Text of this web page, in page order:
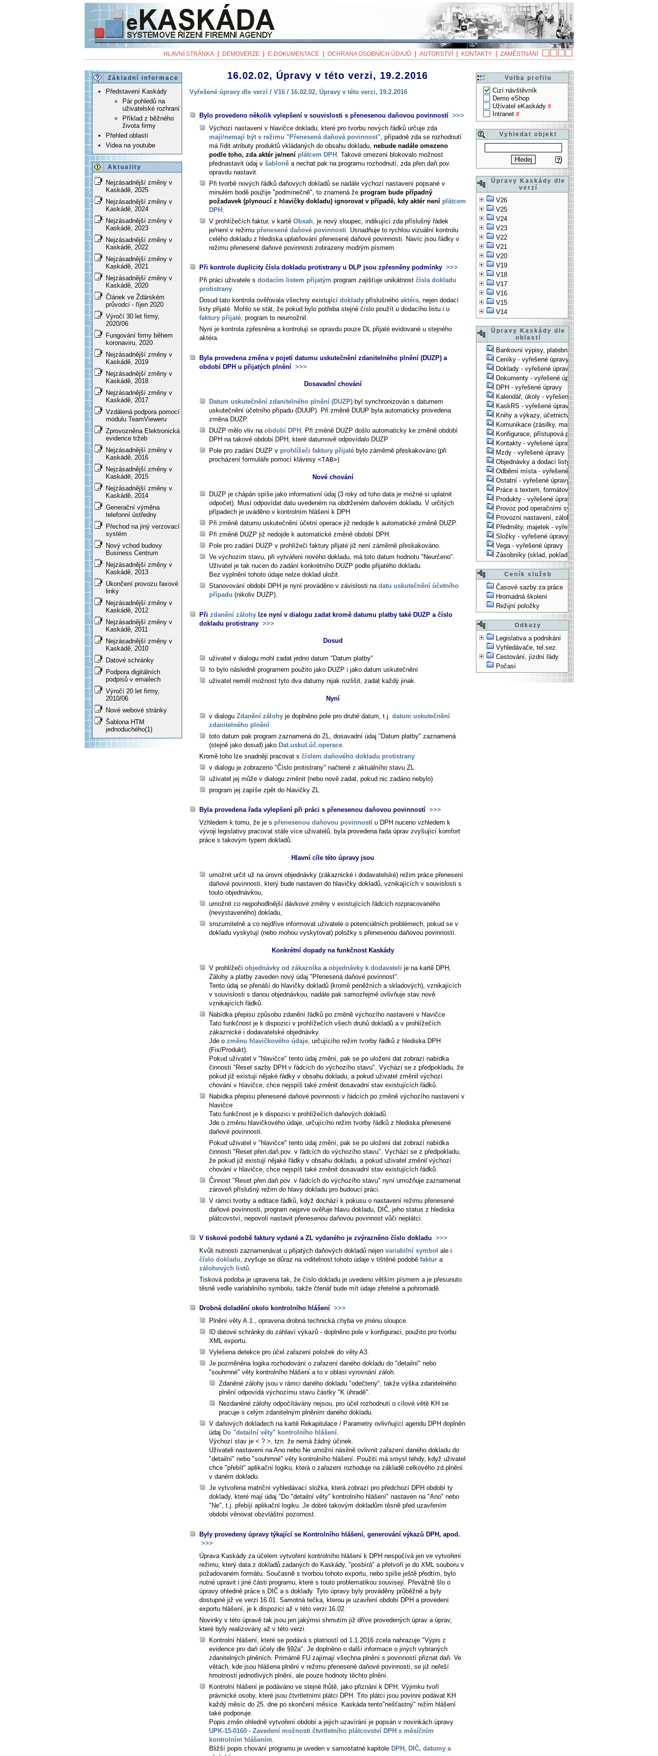
HLAVNÍ STRÁNKA DEMOVERZE E-DOKUMENTACE OCHRANA OSOBNÍCH ÚDAJŮ AUTORSTVÍ KONTAKTY ZAMĚSTNÁNÍ
Základní informace
Představení Kaskády
Pár pohledů na
uživatelské rozhraní
Příklad z běžného
života firmy
Přehled oblastí
Videa na youtube
Aktuality
Nejzásadnější změny v
Kaskádě, 2025
Nejzásadnější změny v
Kaskádě, 2024
Nejzásadnější změny v
Kaskádě, 2023
Nejzásadnější změny v
Kaskádě, 2022
Nejzásadnější změny v
Kaskádě, 2021
Nejzásadnější změny v
Kaskádě, 2020
Článek ve Ždárském
průvodci - říjen 2020
Výročí 30 let firmy,
2020/06
Fungování firmy během
koronaviru, 2020
Nejzásadnější změny v
Kaskádě, 2019
Nejzásadnější změny v
Kaskádě, 2018
Nejzásadnější změny v
Kaskádě, 2017
Vzdálená podpora pomocí
modulu TeamVieweru
Zprovozněna Elektronická
evidence tržeb
Nejzásadnější změny v
Kaskádě, 2016
Nejzásadnější změny v
Kaskádě, 2015
Nejzásadnější změny v
Kaskádě, 2014
Generační výměna
telefonní ústředny
Přechod na jiný verzovací
systém
Nový vchod budovy
Business Centrum
Nejzásadnější změny v
Kaskádě, 2013
Ukončení provozu faxové
linky
Nejzásadnější změny v
Kaskádě, 2012
Nejzásadnější změny v
Kaskádě, 2011
Nejzásadnější změny v
Kaskádě, 2010
Datové schránky
Podpora digitálních
podpisů v emailech
Výročí 20 let firmy,
2010/06
Nové webové stránky
Šablona HTM
jednoduchého(1)
Volba profilu
Cizí návštěvník
Demo eShop
Uživatel eKaskády #
Intranet #
Vyhledat objekt
Úpravy Kaskády dle
verzí
V26
V25
V24
V23
V22
V21
V20
V19
V18
V17
V16
V15
V14
Úpravy Kaskády dle
oblastí
Bankovní výpisy, platební příkazy - vyřešené úpravy
Ceníky - vyřešené úpravy
Doklady - vyřešené úpravy
Dokumenty - vyřešené úpravy
DPH - vyřešené úpravy
Kalendář, úkoly - vyřešené úpravy
KaskRS - vyřešené úpravy
Knihy a výkazy, účetnictví - vyřešené úpravy
Komunikace (zásilky, mail-systém, ...) - vyřešené úpravy
Konfigurace, přístupová práva, ... - vyřešené úpravy
Kontakty - vyřešené úpravy
Mzdy - vyřešené úpravy
Objednávky a dodací listy - vyřešené úpravy
Odběrní místa - vyřešené úpravy
Ostatní - vyřešené úpravy
Práce s textem, formátování, ... - vyřešené úpravy
Produkty - vyřešené úpravy
Provoz pod operačními systémy, technologické věci -
Provozní nastavení, zálohování, instalace, ... -
Předměty, majetek - vyřešené úpravy
Složky - vyřešené úpravy
Vega - vyřešené úpravy
Zásobníky (sklad, pokladna, bank. účet) - vyřešené
Ceník služeb
Časové sazby za práce
Hromadná školení
Režijní položky
Odkazy
Legislativa a podnikání
Vyhledávače, tel.sez.
Cestování, jízdní řády
Počasí
16.02.02, Úpravy v této verzi, 19.2.2016
Vyřešené úpravy dle verzí / V16 / 16.02.02, Úpravy v této verzi, 19.2.2016
Bylo provedeno několik vylepšení v souvislosti s přenesenou daňovou povinností >>>
Výchozí nastavení v hlavičce dokladu, které pro tvorbu nových řádků určuje zda
mají/nemají být v režimu "Přenesená daňová povinnost", případně zda se rozhodnutí
má řídit atributy produktů vkládaných do obsahu dokladu, nebude nadále omezeno
podle toho, zda aktér je/není plátcem DPH . Takové omezení blokovalo možnost
přednastavit údaj v šabloně a nechat pak na programu rozhodnutí, zda přen.daň.pov.
opravdu nastavit.
Při tvorbě nových řádků daňových dokladů se nadále výchozí nastavení popsané v
minulém bodě použije "podmínečně", to znamená že program bude případný
požadavek (plynoucí z hlavičky dokladu) ignorovat v případě, kdy aktér není plátcem
DPH .
V prohlížečích faktur, v kartě Obsah, je nový sloupec, indikující zda příslušný řádek
je/není v režimu přenesené daňové povinnosti. Usnadňuje to rychlou vizuální kontrolu
celého dokladu z hlediska uplatňování přenesené daňové povinnosti. Navíc jsou řádky v
režimu přenesené daňové povinnosti zobrazeny modrým písmem.
Při kontrole duplicity čísla dokladu protistrany u DLP jsou zpřesněny podmínky >>>
Při práci uživatele s dodacím listem přijatým program zajišťuje unikátnost čísla dokladu
protistrany.
Dosud tato kontrola ověřovala všechny existující doklady příslušného aktéra, nejen dodací
listy přijaté. Mohlo se stát, že pokud bylo potřeba stejné číslo použít u dodacího listu i u
faktury přijaté, program to neumožnil.
Nyní je kontrola zpřesněna a kontrolují se opravdu pouze DL přijaté evidované u stejného
aktéra.
Byla provedena změna v pojetí datumu uskutečnění zdanitelného plnění (DUZP) a
období DPH u přijatých plnění >>>
Dosavadní chování
Datum uskutečnění zdanitelného plnění (DUZP) byl synchronizován s datumem
uskutečnění účetního případu (DUUP). Při změně DUUP byla automaticky provedena
změna DUZP.
DUZP mělo vliv na období DPH . Při změně DUZP došlo automaticky ke změně období
DPH na takové období DPH, které datumově odpovídalo DUZP
Pole pro zadání DUZP v prohlížeči faktury přijaté bylo záměrně přeskakováno (při
procházení formuláře pomocí klávesy <TAB>)
Nové chování
DUZP je chápán spíše jako informativní údaj (3 roky od toho data je možné si uplatnit
odpočet). Musí odpovídat datu uvedeném na obdrženém daňovém dokladu. V určitých
případech je uváděno v kontrolním hlášení k DPH
Při změně datumu uskutečnění účetní operace již nedojde k automatické změně DUZP.
Při změně DUZP již nedojde k automatické změně období DPH.
Pole pro zadání DUZP v prohlížeči faktury přijaté již není záměrně přeskakováno.
Ve výchozím stavu, při vytváření nového dokladu, má toto datum hodnotu "Neurčeno".
Uživatel je tak nucen do zadání konkrétního DUZP podle přijatého dokladu.
Bez vyplnění tohoto údaje nelze doklad uložit.
Stanovování období DPH je nyní prováděno v závislosti na datu uskutečnění účetního
případu (nikoliv DUZP).
Při zdanění zálohy lze nyní v dialogu zadat kromě datumu platby také DUZP a číslo
dokladu protistrany >>>
Dosud
uživatel v dialogu mohl zadat jedno datum "Datum platby"
to bylo následně programem použito jako DUZP i jako datum uskutečnění
uživatel neměl možnost tyto dva datumy nijak rozlišit, zadat každý jinak.
Nyní
v dialogu Zdanění zálohy je doplněno pole pro druhé datum, t.j. datum uskutečnění
zdanitelného plnění
toto datum pak program zaznamená do ZL, dosavadní údaj "Datum platby" zaznamená
(stejně jako dosud) jako Dat.uskut.úč.operace
Kromě toho lze snadněji pracovat s číslem daňového dokladu protistrany
v dialogu je zobrazeno "Číslo protistrany" načtené z aktuálního stavu ZL
uživatel jej může v dialogu změnit (nebo nově zadat, pokud nic zadáno nebylo)
program jej zapíše zpět do hlavičky ZL
Byla provedena řada vylepšení při práci s přenesenou daňovou povinností >>>
Vzhledem k tomu, že je s přenesenou daňovou povinností u DPH nuceno vzhledem k
vývoji legislativy pracovat stále více uživatelů, byla provedena řada úprav zvyšující komfort
práce s takovým typem dokladů.
Hlavní cíle této úpravy jsou
umožnit určit už na úrovni objednávky (zákaznické i dodavatelské) režim práce přenesení
daňové povinnosti, který bude nastaven do hlavičky dokladů, vznikajících v souvislosti s
touto objednávkou,
umožnit co nejpohodlnější dávkové změny v existujících řádcích rozpracovaného
(nevystaveného) dokladu,
srozumitelně a co nejdříve informovat uživatele o potenciálních problémech, pokud se v
dokladu vyskytují (nebo mohou vyskytovat) položky s přenesenou daňovou povinností.
Konkrétní dopady na funkčnost Kaskády
V prohlížeči objednávky od zákazníka a objednávky k dodavateli je na kartě DPH,
Zálohy a platby zaveden nový údaj "Přenesená daňové povinnost".
Tento údaj se přenáší do hlavičky dokladů (kromě peněžních a skladových), vznikajících
v souvislosti s danou objednávkou, nadále pak samozřejmě ovlivňuje stav nově
vznikajících řádků.
Nabídka přepisu způsobu zdanění řádků po změně výchozího nastavení v hlavičce
Tato funkčnost je k dispozici v prohlížečích všech druhů dokladů a v prohlížečích
zákaznické i dodavatelské objednávky.
Jde o změnu hlavičkového údaje , určujícího režim tvorby řádků z hlediska DPH
(Fix/Produkt).
Pokud uživatel v "hlavičce" tento údaj změní, pak se po uložení dat zobrazí nabídka
činnosti "Reset sazby DPH v řádcích do výchozího stavu". Vychází se z předpokladu, že
pokud již existují nějaké řádky v obsahu dokladu, a pokud uživatel změnil výchozí
chování v hlavičce, chce nejspíš také změnit dosavadní stav existujících řádků.
Nabídka přepisu přenesené daňové povinnosti v řádcích po změně výchozího nastavení v
hlavičce
Tato funkčnost je k dispozici v prohlížečích daňových dokladů.
Jde o změnu hlavičkového údaje, určujícího režim tvorby řádků z hlediska přenesené
daňové povinnosti.
Pokud uživatel v "hlavičce" tento údaj změní, pak se po uložení dat zobrazí nabídka
činnosti "Reset přen.daň.pov. v řádcích do výchozího stavu". Vychází se z předpokladu,
že pokud již existují nějaké řádky v obsahu dokladu, a pokud uživatel změnil výchozí
chování v hlavičce, chce nejspíš také změnit dosavadní stav existujících řádků.
Činnost "Reset přen.daň.pov. v řádcích do výchozího stavu" nyní umožňuje zaznamenat
zároveň příslušný režim do hlavy dokladu pro budoucí práci.
V rámci tvorby a editace řádků, když dochází k pokusu o nastavení režimu přenesené
daňové povinnosti, program nejprve ověřuje hlavu dokladu, DIČ, jeho status z hlediska
plátcovství, nepovolí nastavit přenesenou daňovou povinnost vůči neplátci.
V tiskové podobě faktury vydané a ZL vydaného je zvýrazněno číslo dokladu >>>
Kvůli nutnosti zaznamenávat u přijatých daňových dokladů nejen variabilní symbol ale i
číslo dokladu, zvyšuje se důraz na viditelnost tohoto údaje v tištěné podobě faktur a
zálohových listů.
Tisková podoba je upravena tak, že číslo dokladu je uvedeno větším písmem a je přesunuto
těsně vedle variabilního symbolu, takže čtenář bude mít údaje zřetelné a pohromadě.
Drobná doladění okolo kontrolního hlášení >>>
Plnění věty A.1., opravena drobná technická chyba ve jménu sloupce.
ID datové schránky do záhlaví výkazů - doplněno pole v konfiguraci, použito pro tvorbu
XML exportu.
Vylešena detekce pro účel zařazení položek do věty A3.
Je pozměněna logika rozhodování o zařazení daného dokladu do "detailní" nebo
"souhrnné" věty kontrolního hlášení a to v oblasi vyrovnání záloh.
Zdaněné zálohy jsou v rámci daného dokladu "odečteny", takže výška zdanitelného
plnění odpovídá výchozímu stavu částky "K úhradě".
Nezdaněné zálohy odpočítávány nejsou, pro účel rozhodnutí o cílové větě KH se
pracuje s celým zdanitelným plněním daného dokladu.
V daňových dokladech na kartě Rekapitulace / Parametry ovlivňující agendu DPH doplněn
údaj Do "detailní věty" kontrolního hlášení.
Výchozí stav je < ? >, tzn. že nemá žádný účinek.
Uživateli nastavení na Ano nebo Ne umožní násilně ovlivnit zařazení daného dokladu do
"detailní" nebo "souhrnné" věty kontrolního hlášení. Použití má smysl tehdy, když uživatel
chce "přebít" aplikační logiku, která o zařazení rozhoduje na základě celkového zd.plnění
v daném dokladu.
Je vytvořena matriční vyhledávací složka, která zobrazí pro předchozí DPH období ty
doklady, které mají údaj "Do "detailní věty" kontrolního hlášení" nastaven na "Ano" nebo
"Ne", t.j. přebíjí aplikační logiku. Je dobré takovým dokladům těsně před uzavřením
období věnovat obzvláštní pozornost.
Byly provedeny úpravy týkající se Kontrolního hlášení, generování výkazů DPH, apod.
>>>
Úprava Kaskády za účelem vytvoření kontrolního hlášení k DPH nespočívá jen ve vytvoření
režimu, který data z dokladů zadaných do Kaskády, "posbírá" a přetvoří je do XML souboru v
požadovaném formátu. Současně s tvorbou tohoto exportu, nebo spíše ještě předtím, bylo
nutné upravit i jiné části programu, které s touto problematikou souvisejí. Převážně šlo o
úpravy ohledně práce s DIČ a s doklady. Tyto úpravy byly prováděny průběžně a byly
dostupné již ve verzi 16.01. Samotná tečka, kterou je uzavření období DPH a provedení
exportu hlášení, je k dispozici až v této verzi 16.02.
Novinky v této úpravě tak jsou jen jakýmsi shrnutím již dříve provedených úprav a úprav,
které byly realizovány až v této verzi.
Kontrolní hlášení, které se podává s platností od 1.1.2016 zcela nahrazuje "Výpis z
evidence pro daň účely dle §92a". Je doplněno o další informace o jiných vybraných
zdanitelných plněních. Primárně FU zajímají všechna plnění s povinností přiznat daň. Ve
větách, kde jsou hlášena plnění v režimu přenesené daňové povinnosti, se již neřeší
hmotnosti jednotlivých plnění, ale pouze hodnoty těchto plnění.
Kontrolní hlášení je podáváno ve stejné lhůtě, jako přiznání k DPH. Výjimku tvoří
právnické osoby, které jsou čtvrtletními plátci DPH. Tito plátci jsou povinni podávat KH
každý měsíc do 25. dne po skončení měsíce. Kaskáda tento"nešťastný" režim hlášení
také podporuje.
Popis změn ohledně vytvoření období a jejich uzavírání je popsán v novinkách úpravy
UPK-15-0160 - Zavedení možnosti čtvrtletního plátcovství DPH s měsíčním
kontrolním hlášením
Bližší popis chování programu je uveden v samostatné kapitole DPH, DIČ, datumy a